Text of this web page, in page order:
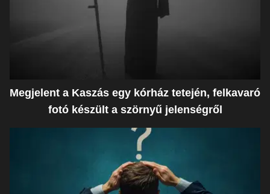
Megjelent a Kaszás egy kórház tetején, felkavaró
fotó készült a szörnyű jelenségről